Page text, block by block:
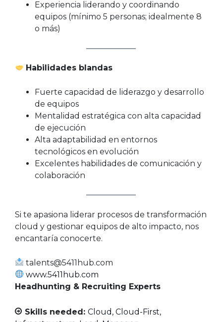
Experiencia liderando y coordinando
equipos (mínimo 5 personas; idealmente 8
o más)
Habilidades blandas
Fuerte capacidad de liderazgo y desarrollo
de equipos
Mentalidad estratégica con alta capacidad
de ejecución
Alta adaptabilidad en entornos
tecnológicos en evolución
Excelentes habilidades de comunicación y
colaboración
Si te apasiona liderar procesos de transformación
cloud y gestionar equipos de alto impacto, nos
encantaría conocerte.
talents@5411hub.com
www.5411hub.com
Headhunting & Recruiting Experts
Skills needed: Cloud Cloud-First